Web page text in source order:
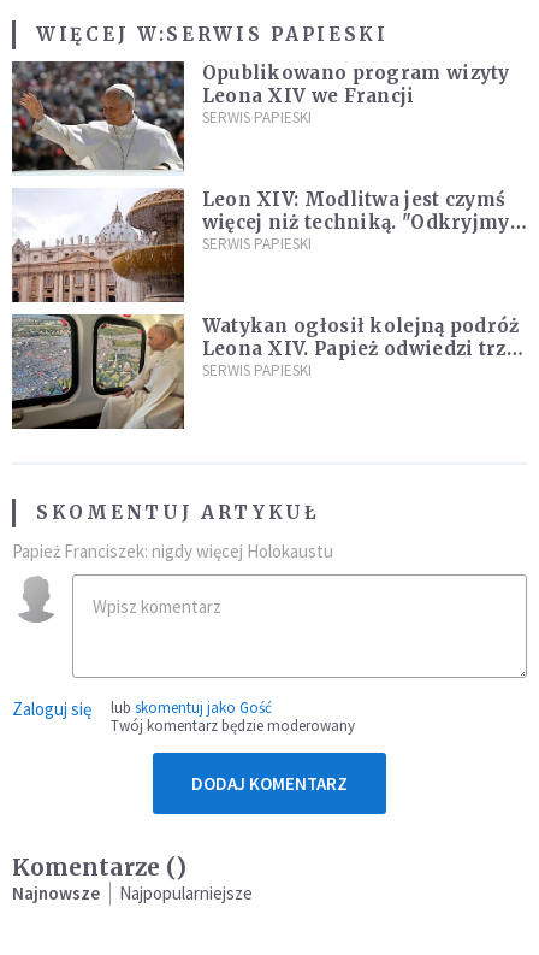
WIĘCEJ W:SERWIS PAPIESKI
Opublikowano program wizyty
Leona XIV we Francji
SERWIS PAPIESKI
Leon XIV: Modlitwa jest czymś
więcej niż techniką. "Odkryjmy
ją na nowo"
SERWIS PAPIESKI
Watykan ogłosił kolejną podróż
Leona XIV. Papież odwiedzi trzy
kraje Ameryki Południowej
SERWIS PAPIESKI
SKOMENTUJ ARTYKUŁ
Papież Franciszek: nigdy więcej Holokaustu
Zaloguj się lub skomentuj jako Gość
Twój komentarz będzie moderowany
DODAJ KOMENTARZ
Komentarze ()
Najnowsze Najpopularniejsze